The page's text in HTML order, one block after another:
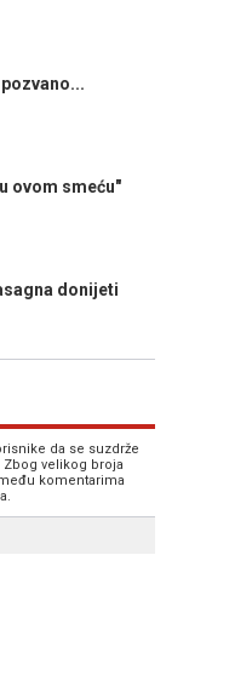
ovom smeću"
donijeti
da se suzdrže
Zbog velikog broja
komentarima